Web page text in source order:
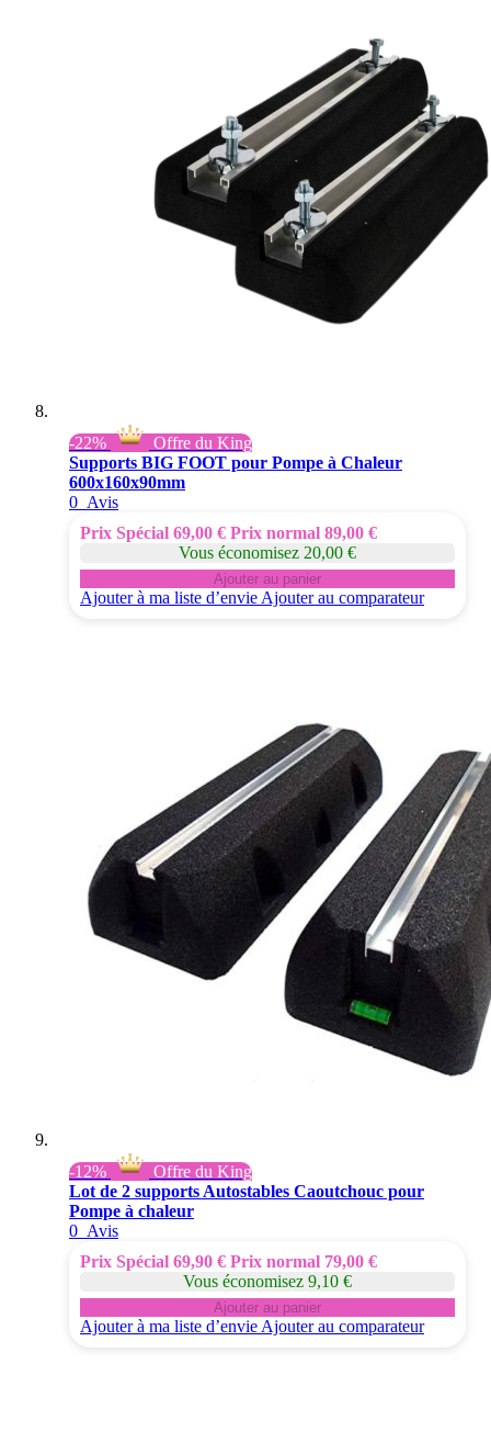
-22%
Offre du King
Supports BIG FOOT pour Pompe à Chaleur
600x160x90mm
0 Avis
Prix Spécial 69,00 € Prix normal 89,00 €
Vous économisez 20,00 €
Ajouter au panier
Ajouter à ma liste d’envie Ajouter au comparateur
-12%
Offre du King
Lot de 2 supports Autostables Caoutchouc pour
Pompe à chaleur
0 Avis
Prix Spécial 69,90 € Prix normal 79,00 €
Vous économisez 9,10 €
Ajouter au panier
Ajouter à ma liste d’envie Ajouter au comparateur